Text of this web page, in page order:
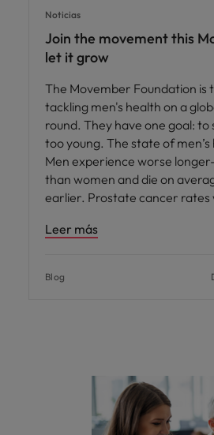
Noticias
Join the movement this
let it grow
The Movember Foundation is
tackling men's health on a
round. They have one goal: to
too young. The state of men’s
Men experience worse
than women and die on
earlier. Prostate cancer rates
Leer más
Blog